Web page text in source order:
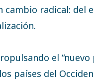
cambio radical:
el
países del